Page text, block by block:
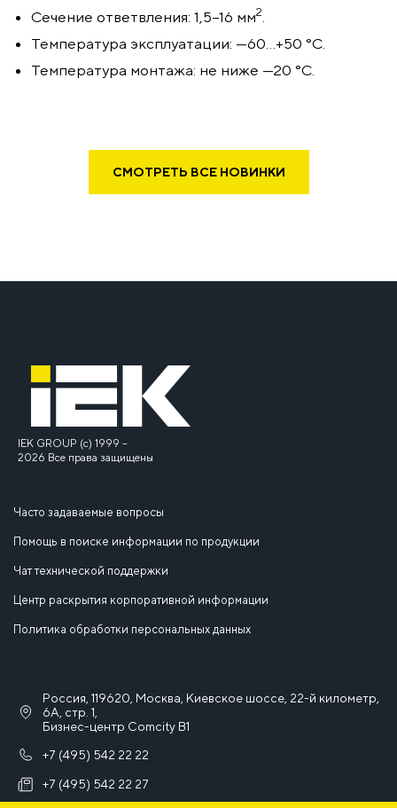
Сечение ответвления: 1,5–16 мм2
Температура эксплуатации: —60...+50 °С.
Температура монтажа: не ниже —20 °С.
СМОТРЕТЬ ВСЕ НОВИНКИ
IEK GROUP (c) 1999 –
2026 Все права защищены
Часто задаваемые вопросы
Помощь в поиске информации по продукции
Чат технической поддержки
Центр раскрытия корпоративной информации
Политика обработки персональных данных
Россия, 119620, Москва, Киевское шоссе, 22-й километр,
6А, стр. 1,
Бизнес-центр Comcity B1
+7 (495) 542 22 22
+7 (495) 542 22 27